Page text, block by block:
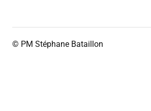
© PM Stéphane Bataillon